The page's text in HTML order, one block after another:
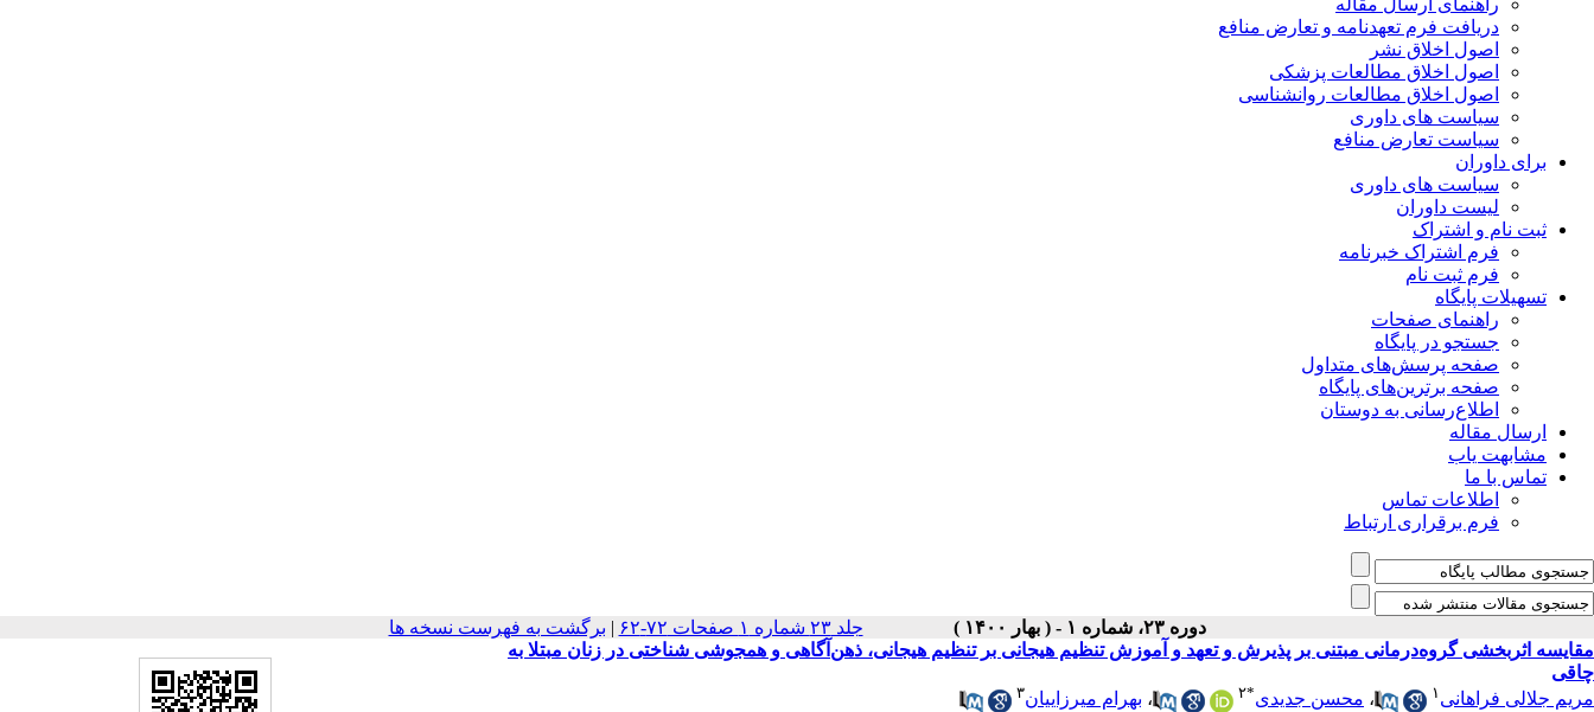
راهنمای ارسال مقاله
دریافت فرم تعهدنامه و تعارض منافع
اصول اخلاق نشر
اصول اخلاق مطالعات پزشکی
اصول اخلاق مطالعات روانشناسی
سیاست های داوری
سیاست تعارض منافع
برای داوران
سیاست های داوری
لیست داوران
ثبت نام و اشتراک
فرم اشتراک خبرنامه
فرم ثبت نام
تسهیلات پایگاه
راهنمای صفحات
جستجو در پایگاه
صفحه پرسش‌های متداول
صفحه برترین‌های پایگاه
اطلاع‌رسانی به دوستان
ارسال مقاله
مشابهت یاب
تماس با ما
اطلاعات تماس
فرم برقراری ارتباط
دوره ۲۳، شماره ۱ - ( بهار ۱۴۰۰ ) جلد ۲۳ شماره ۱ صفحات ۷۲-۶۲ | برگشت به فهرست نسخه ها
مقایسه اثربخشی گروه‌درمانی مبتنی بر پذیرش و تعهد و آموزش تنظیم هیجانی بر تنظیم هیجانی، ذهن‌آگاهی و همجوشی شناختی در زنان مبتلا به
چاقی
مریم جلالی فراهانی ۱ ، محسن جدیدی*۲ ، بهرام میرزاییان۳